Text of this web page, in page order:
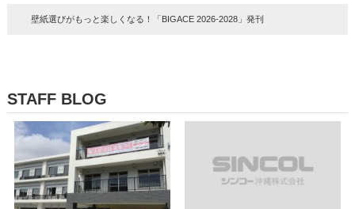
壁紙選びがもっと楽しくなる！「BIGACE 2026-2028」発刊
STAFF BLOG